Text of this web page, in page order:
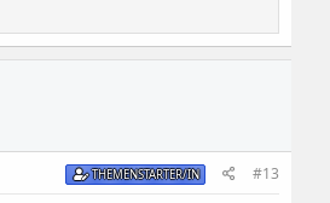
THEMENSTARTER/IN #13